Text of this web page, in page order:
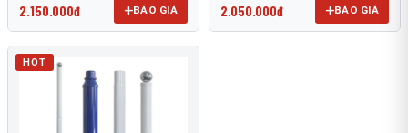
2.150.000đ BÁO GIÁ 2.050.000đ BÁO GIÁ
HOT